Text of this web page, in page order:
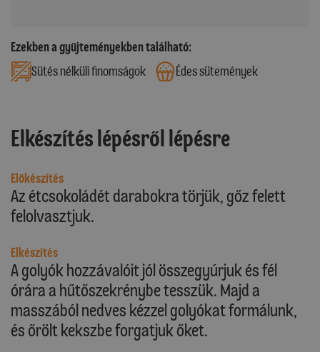
Ezekben a gyűjteményekben található:
Sütés nélküli finomságok
Édes sütemények
Elkészítés lépésről lépésre
Előkészítés
Az étcsokoládét darabokra törjük, gőz felett
felolvasztjuk.
Elkészítés
A golyók hozzávalóit jól összegyúrjuk és fél
órára a hűtőszekrénybe tesszük. Majd a
masszából nedves kézzel golyókat formálunk,
és őrölt kekszbe forgatjuk őket.